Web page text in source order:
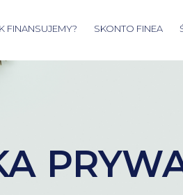
FINANSUJEMY? SKONTO FINEA